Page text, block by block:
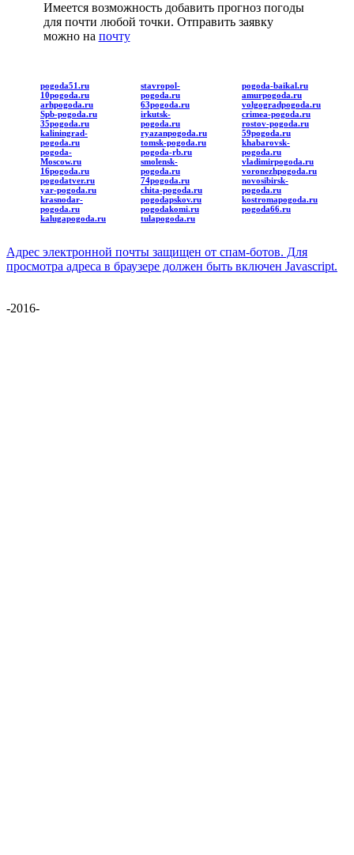
Имеется возможность добавить прогноз погоды
для почти любой точки. Отправить заявку
можно на почту
pogoda51.ru
10pogoda.ru
arhpogoda.ru
Spb-pogoda.ru
35pogoda.ru
kaliningrad-
pogoda.ru
pogoda-
Moscow.ru
16pogoda.ru
pogodatver.ru
yar-pogoda.ru
krasnodar-
pogoda.ru
kalugapogoda.ru
stavropol-
pogoda.ru
63pogoda.ru
irkutsk-
pogoda.ru
ryazanpogoda.ru
tomsk-pogoda.ru
pogoda-rb.ru
smolensk-
pogoda.ru
74pogoda.ru
chita-pogoda.ru
pogodapskov.ru
pogodakomi.ru
tulapogoda.ru
pogoda-baikal.ru
amurpogoda.ru
volgogradpogoda.ru
crimea-pogoda.ru
rostov-pogoda.ru
59pogoda.ru
khabarovsk-
pogoda.ru
vladimirpogoda.ru
voronezhpogoda.ru
novosibirsk-
pogoda.ru
kostromapogoda.ru
pogoda66.ru
Адрес электронной почты защищен от спам-ботов. Для
просмотра адреса в браузере должен быть включен Javascript.
-2016-